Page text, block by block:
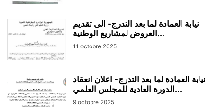
نيابة العمادة لما بعد التدرج- الى تقديم
العروض لمشاريع الوطنية...
11 octobre 2025
نيابة العمادة لما بعد التدرج- اعلان انعقاد
الدورة العادية للمجلس العلمي...
9 octobre 2025